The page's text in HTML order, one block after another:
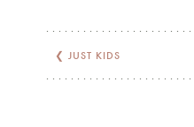
❮ JUST KIDS